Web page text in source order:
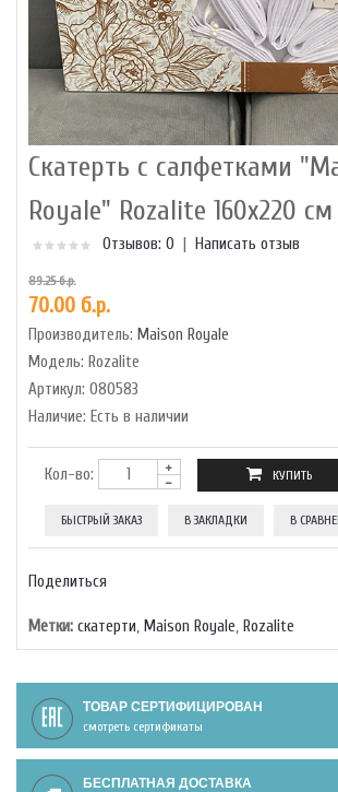
Скатерть с салфетками
Royale" Rozalite 160x220
Отзывов: 0 Написать отзыв
89.25 б.р.
70.00 б.р.
Производитель: Maison Royale
Модель: Rozalite
Артикул: 080583
Наличие: Есть в наличии
Кол-во:
БЫСТРЫЙ ЗАКАЗ В ЗАКЛАДКИ В
Поделиться
Метки: скатерти, Maison Royale, Rozalite
ТОВАР СЕРТИФИЦИРОВАН
смотреть сертификаты
БЕСПЛАТНАЯ ДОСТАВКА